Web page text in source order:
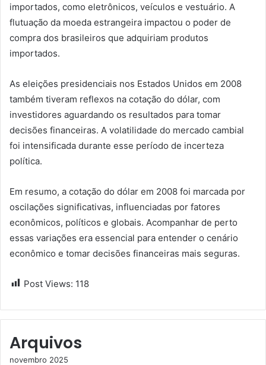
importados, como eletrônicos, veículos e vestuário. A
flutuação da moeda estrangeira impactou o poder de
compra dos brasileiros que adquiriam produtos
importados.
As eleições presidenciais nos Estados Unidos em 2008
também tiveram reflexos na cotação do dólar, com
investidores aguardando os resultados para tomar
decisões financeiras. A volatilidade do mercado cambial
foi intensificada durante esse período de incerteza
política.
Em resumo, a cotação do dólar em 2008 foi marcada por
oscilações significativas, influenciadas por fatores
econômicos, políticos e globais. Acompanhar de perto
essas variações era essencial para entender o cenário
econômico e tomar decisões financeiras mais seguras.
Post Views: 118
Arquivos
novembro 2025